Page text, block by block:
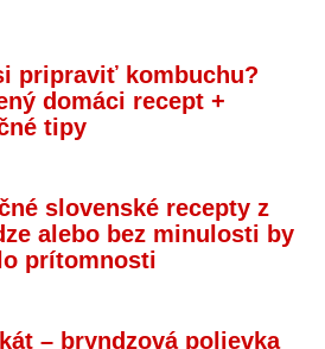
pripraviť kombuchu?
domáci recept +
tipy
slovenské recepty z
alebo bez minulosti by
prítomnosti
– bryndzová polievka